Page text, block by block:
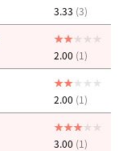
3.33 (3)
2.00 (1)
2.00 (1)
3.00 (1)